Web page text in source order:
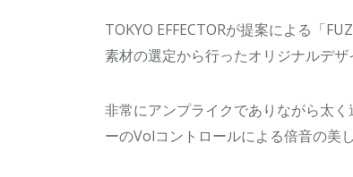
TOKYO EFFECTORが提案による「
素材の選定から行ったオリジナルデ
非常にアンプライクでありながら太
ーのVolコントロールによる倍音の美